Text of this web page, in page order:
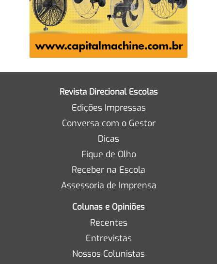
Revista Direcional Escolas
Edições Impressas
Conversa com o Gestor
Dicas
Fique de Olho
Receber na Escola
Assessoria de Imprensa
Colunas e Opiniões
Recentes
Entrevistas
Nossos Colunistas